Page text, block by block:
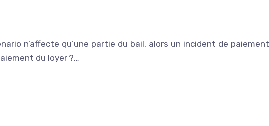
n’affecte qu’une partie du bail, alors un incident de paiement
du loyer ?…